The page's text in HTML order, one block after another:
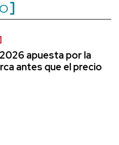
apuesta por la
antes que el precio